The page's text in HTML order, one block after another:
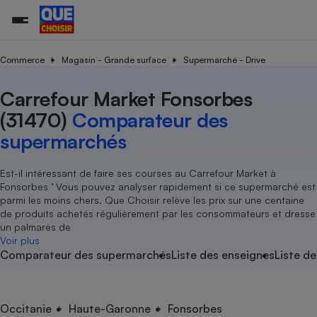
Commerce Magasin - Grande surface Supermarché - Drive
Carrefour Market Fonsorbes
(31470) Comparateur des
supermarchés
Est-il intéressant de faire ses courses au Carrefour Market à
Fonsorbes ’ Vous pouvez analyser rapidement si ce supermarché est
parmi les moins chers. Que Choisir relève les prix sur une centaine
de produits achetés régulièrement par les consommateurs et dresse
un palmarès de
Voir plus
Comparateur des supermarchésListe des enseignesListe
Occitanie Haute-Garonne Fonsorbes
Agriculture
Produit alimentaire
Achat - Vente - Location
Carburant
Magasin - Grande surface
Marketing - Fidélisation
Organismes de défense
Système judiciaire
Air
Eau
Achat - Vente - Travaux
Location
Sport
Vacances - Tourisme
électrique
Démarche administrative
Senior
Service marchand
Train
Transport aérien
Toutes les actualités
Enquêtes
Guides d'achat
Conseils
Brèves
Tous les services
Soumettre un litige
Lettres types
Rencontrer une association locale
Tous nos combats
Nos actions
Nos grandes victoires
Les billets de la présidente
Nos associations locales
Nous rejoindre
En savoir plus sur Que Choisir Ensemble
?
L’association
Nos missions
Notre méthodologie
Notre financement
Nos partenaires
Nous rejoindre